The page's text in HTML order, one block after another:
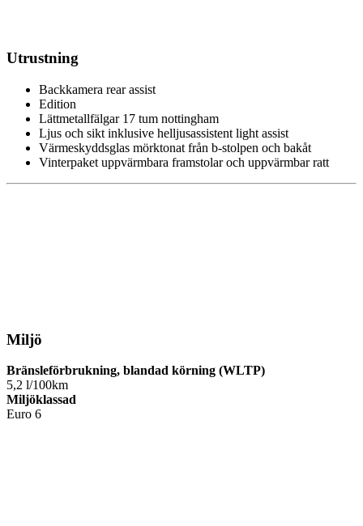
Utrustning
Backkamera rear assist
Edition
Lättmetallfälgar 17 tum nottingham
Ljus och sikt inklusive helljusassistent light assist
Värmeskyddsglas mörktonat från b-stolpen och bakåt
Vinterpaket uppvärmbara framstolar och uppvärmbar ratt
Miljö
Bränsleförbrukning, blandad körning (WLTP)
5,2 l/100km
Miljöklassad
Euro 6